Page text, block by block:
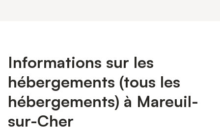
Informations sur les
hébergements (tous les
hébergements) à Mareuil-
sur-Cher